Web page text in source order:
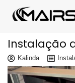
Skip
to
Instalação
Kalinda